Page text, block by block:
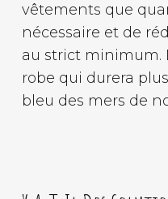
vêtements que
nécessaire et de
au strict minimum.
robe qui durera
bleu des mers de